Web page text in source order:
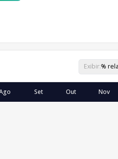
Exibir:%
Set Out Nov